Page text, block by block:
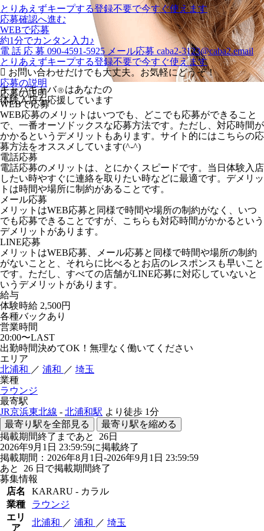
キャバキャバⓇ はあなたの
体験入店を応援しています
とりあえずキープする登録不要で今すぐ使えます
応募確認へ進む
WEBで応募
約1分でカンタン入力♪
電 話 応 募 090-4591-5925 メール応募 caba2-3123@caba2.email
とりあえずキープする登録不要で今すぐ使えます
お問い合わせだけでも大丈夫。お気軽にどうぞ！
応募の説明
応募の説明
WEBで応募
WEB応募のメリットはいつでも、どこでも応募ができること
で、一番オーソドックスな応募方法です。ただし、対応時間が
かかるというデメリットもあります。サイト的にはこちらの応
募方法をオススメしています(^-^)
電話応募
電話応募のメリットは、とにかくスピードです。当日体験入店
したい時やすぐに連絡を取りたい時などに最適です。デメリッ
トは時間や場所に制約があることです。
メール応募
メリットはWEB応募と同様で時間や場所の制約がなく、いつ
でも応募できることですが、こちらも対応時間がかかるという
デメリットがあります。
LINE応募
メリットはWEB応募、メール応募と同様で時間や場所の制約
がないことと、それらに比べるとお店のレスポンスも早いこと
です。ただし、すべての店舗がLINE応募に対応していないと
いうデメリットがあります。
給与
体験時給 2,500円
各種バックあり
営業時間
20:00〜LAST
出勤時間決めてOK！無理なく働いてください
エリア
北浦和 ／ 浦和 ／ 埼玉
業種
ラウンジ
最寄駅
JR京浜東北線 - 北浦和駅 より徒歩 1分
最寄り駅を全部見る
最寄り駅を縮める
掲載期間終了まであと 26日
2026年9月1日 23:59:59に掲載終了
掲載期間：2026年8月1日-2026年9月1日 23:59:59
あと 26 日で掲載期間終了
募集情報
店名
KARARU - カラル
業種
ラウンジ
エリ
ア
北浦和 ／ 浦和 ／ 埼玉